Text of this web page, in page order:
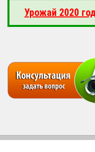
Урожай 2020